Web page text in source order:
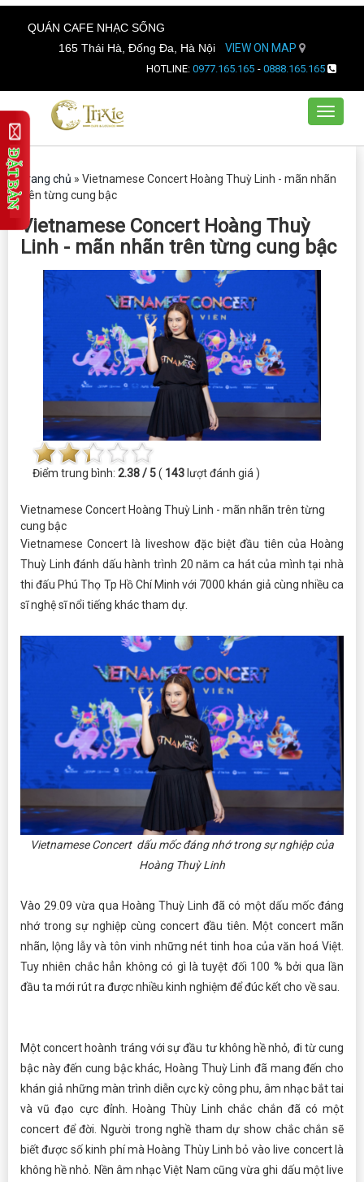
QUÁN CAFE NHẠC SỐNG
165 Thái Hà, Đống Đa, Hà Nội
VIEW ON MAP
HOTLINE: 0977.165.165 - 0888.165.165
Toggle
Trang chủ » Vietnamese Concert Hoàng Thuỳ Linh - mãn nhãn
trên từng cung bậc
Vietnamese Concert Hoàng Thuỳ
Linh - mãn nhãn trên từng cung bậc
Điểm trung bình: 2.38 / 5( 143 lượt đánh giá )
Vietnamese Concert Hoàng Thuỳ Linh - mãn nhãn trên từng
cung bậc
Vietnamese Concert là liveshow đặc biệt đầu tiên của Hoàng
Thuỳ Linh đánh dấu hành trình 20 năm ca hát của mình tại nhà
thi đấu Phú Thọ Tp Hồ Chí Minh với 7000 khán giả cùng nhiều ca
sĩ nghệ sĩ nổi tiếng khác tham dự.
Vietnamese Concert dấu mốc đáng nhớ trong sự nghiệp của
Hoàng Thuỳ Linh
Vào 29.09 vừa qua Hoàng Thuỳ Linh đã có một dấu mốc đáng
nhớ trong sự nghiệp cùng concert đầu tiên. Một concert mãn
nhãn, lộng lẫy và tôn vinh những nét tinh hoa của văn hoá Việt.
Tuy nhiên chắc hẳn không có gì là tuyệt đối 100 % bởi qua lần
đầu ta mới rút ra được nhiều kinh nghiệm để đúc kết cho về sau.
Một concert hoành tráng với sự đầu tư không hề nhỏ, đi từ cung
bậc này đến cung bậc khác, Hoàng Thuỳ Linh đã mang đến cho
khán giả những màn trình diễn cực kỳ công phu, âm nhạc bắt tai
và vũ đạo cực đỉnh. Hoàng Thùy Linh chắc chắn đã có một
concert để đời. Người trong nghề tham dự show chắc chắn sẽ
biết được số kinh phí mà Hoàng Thùy Linh bỏ vào live concert là
không hề nhỏ. Nền âm nhạc Việt Nam cũng vừa ghi dấu một live